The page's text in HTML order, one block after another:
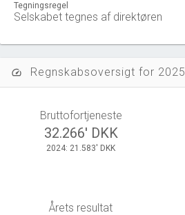
Tegningsregel
Selskabet tegnes af direktøren
speed Regnskabsoversigt for 2025
Bruttofortjeneste
32.266' DKK
2024: 21.583' DKK
Årets resultat